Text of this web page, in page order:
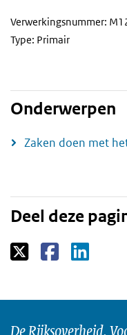
Verwerkingsnummer:
Type: Primair
Onderwerpen
Zaken doen met
Deel deze
De Rijksoverheid.